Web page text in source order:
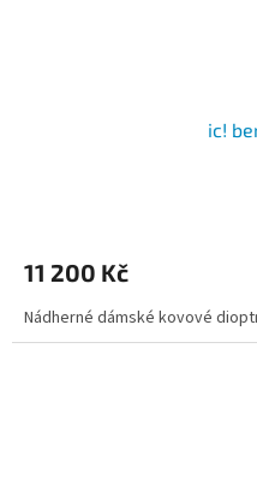
ic!
11 200 Kč
Nádherné dámské kovové